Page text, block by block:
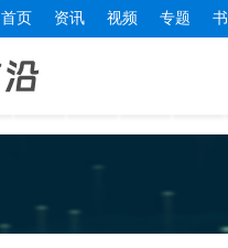
首页 资讯 视频 专题